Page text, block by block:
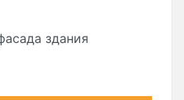
здания